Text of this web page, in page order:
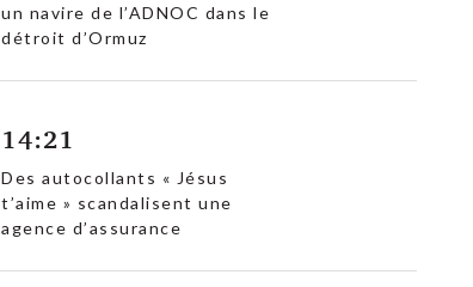
un navire de l’ADNOC dans le
détroit d’Ormuz
14:21
Des autocollants « Jésus
t’aime » scandalisent une
agence d’assurance